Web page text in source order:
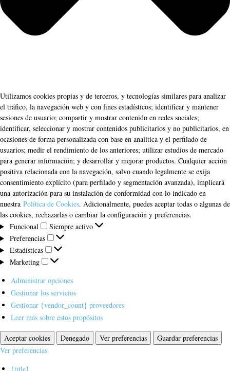
Utilizamos cookies propias y de terceros, y tecnologías similares para analizar
el tráfico, la navegación web y con fines estadísticos; identificar y mantener
sesiones de usuario; compartir y mostrar contenido en redes sociales;
identificar, seleccionar y mostrar contenidos publicitarios y no publicitarios, en
ocasiones de forma personalizada con base en analítica y el perfilado de
usuarios; medir el rendimiento de los anteriores; utilizar estudios de mercado
para generar información; y desarrollar y mejorar productos. Cualquier acción
positiva relacionada con la navegación, salvo cuando legalmente se exija
consentimiento explícito (para perfilado y segmentación avanzada), implicará
una autorización para su instalación de conformidad con lo indicado en
nuestra Política de Cookies. Adicionalmente, puedes aceptar todas o algunas de
las cookies, rechazarlas o cambiar la configuración y preferencias.
Funcional
Funcional
Siempre activo
Preferencias
Preferencias
Estadísticas
Estadísticas
Marketing
Marketing
Administrar opciones
Gestionar los servicios
Gestionar {vendor_count} proveedores
Leer más sobre estos propósitos
Aceptar cookies Denegado Ver preferencias
Guardar preferencias
Ver preferencias
{title}